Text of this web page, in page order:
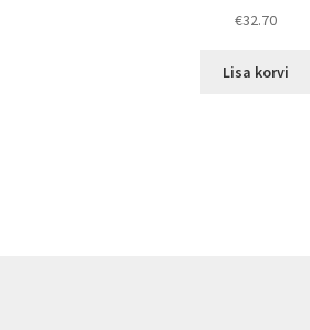
€32.70
Lisa korvi